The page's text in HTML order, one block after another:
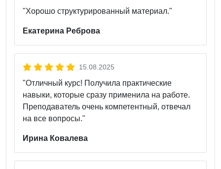
"Хорошо структурированный материал."
Екатерина Реброва
15.08.2025
"Отличный курс! Получила практические
навыки, которые сразу применила на работе.
Преподаватель очень компетентный, отвечал
на все вопросы."
Ирина Ковалева